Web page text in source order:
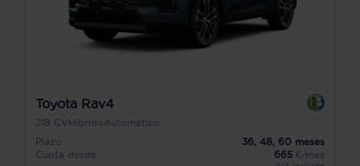
Toyota Rav4
218 CV HíbridoAutomático
Plazo
36, 48, 60 meses
Cuota desde
665 €/mes